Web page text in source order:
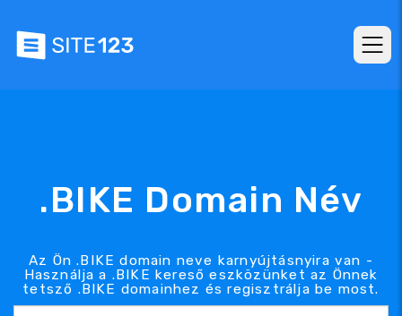
.BIKE Domain Név
Az Ön .BIKE domain neve karnyújtásnyira van -
Használja a .BIKE kereső eszközünket az Önnek
tetsző .BIKE domainhez és regisztrálja be most.